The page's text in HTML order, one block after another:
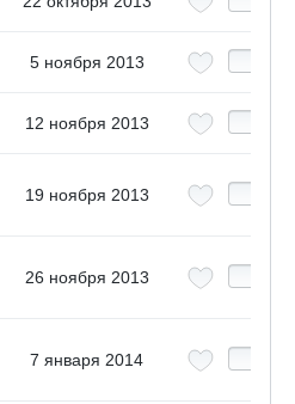
5 ноября 2013
12 ноября 2013
19 ноября 2013
26 ноября 2013
7 января 2014